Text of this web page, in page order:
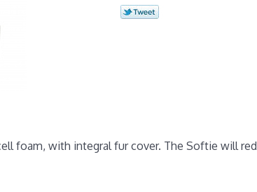
foam, with integral fur cover. The Softie will